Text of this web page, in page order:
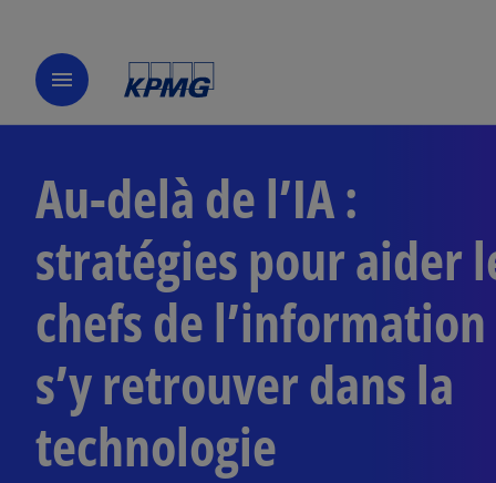
menu
Au-delà de l’IA :
stratégies pour aider
chefs de
s’y retrouver dans la
technologie